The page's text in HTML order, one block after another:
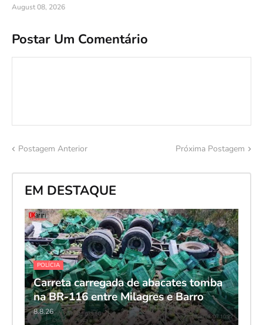
August 08, 2026
Postar Um Comentário
Postagem Anterior Próxima Postagem
EM DESTAQUE
POLÍCIA
Carreta carregada de abacates tomba
na BR-116 entre Milagres e Barro
8.8.26